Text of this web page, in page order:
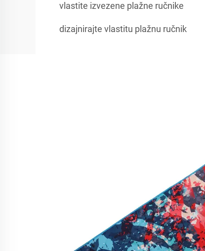
vlastite izvezene plažne ručnike
dizajnirajte vlastitu plažnu ručnik